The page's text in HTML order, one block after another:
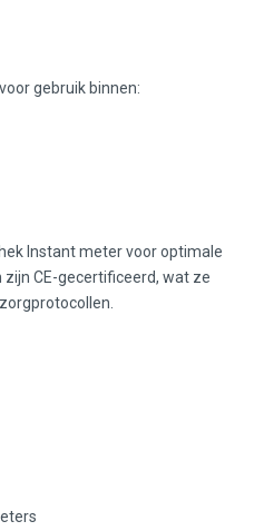
gebruik binnen:
Instant meter voor optimale
CE-gecertificeerd, wat ze